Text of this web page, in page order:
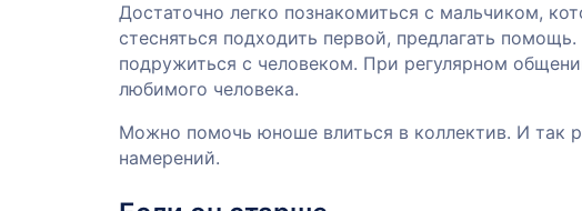
Достаточно легко познакомиться с мальчиком,
стесняться подходить первой, предлагать
подружиться с человеком. При регулярном
любимого человека.
Можно помочь юноше влиться в коллектив. И так
намерений.